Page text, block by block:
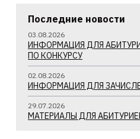
Последние новости
03.08.2026
ИНФОРМАЦИЯ ДЛЯ
ПО КОНКУРСУ
02.08.2026
ИНФОРМАЦИЯ ДЛЯ
29.07.2026
МАТЕРИАЛЫ ДЛЯ